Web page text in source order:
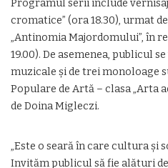
Programul serii include
cromatice” (ora 18.30), urmat
„Antinomia Majordomului”, în
19.00). De asemenea, publicul
muzicale și de trei monoloage
Populare de Artă – clasa „Arta
de Doina Migleczi.
„Este o seară în care cultura și
Invităm publicul să fie alături